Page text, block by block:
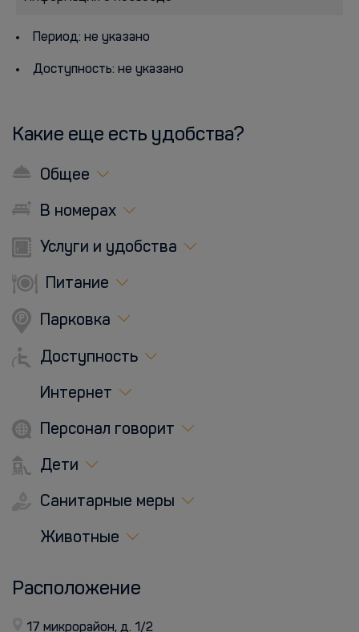
Период: не указано
Доступность: не указано
Какие еще есть удобства?
Общее
В номерах
Услуги и удобства
Питание
Парковка
Доступность
Интернет
Персонал говорит
Дети
Санитарные меры
Животные
Расположение
17 микрорайон, д. 1/2